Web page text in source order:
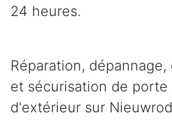
24 heures.
Réparation,
et sécurisation de
d'extérieur sur